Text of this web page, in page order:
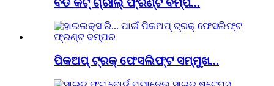
ପିକଅପ୍ ଟ୍ରକ୍ ଫେସଲିଫ୍ଟ ସମ୍ମୁଖ...